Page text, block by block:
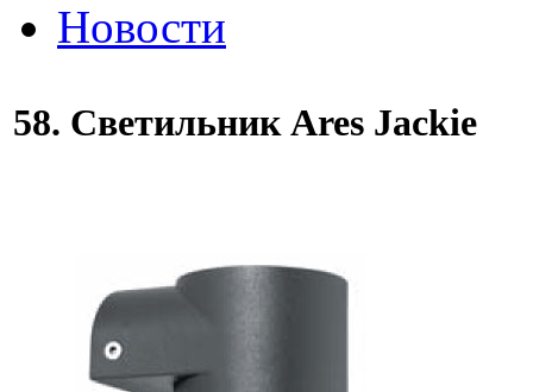
Новости
58. Светильник Ares Jackie